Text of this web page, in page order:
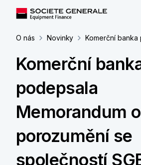
O nás Novinky Komerční banka
Komerční
podepsala
Memorandum o
porozumění se
společností